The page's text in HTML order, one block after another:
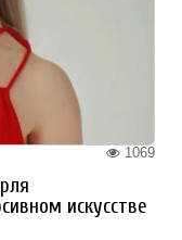
1069
искусстве